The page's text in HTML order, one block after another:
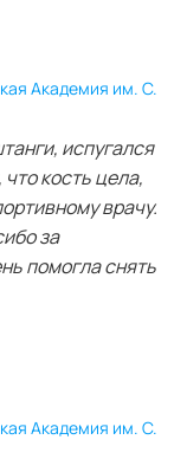
Академия им. С.
испугался
кость цела,
врачу.
за
помогла снять
Академия им. С.